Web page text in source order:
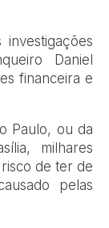
Daniel
financeira e
Paulo, ou da
milhares
de ter de
pelas